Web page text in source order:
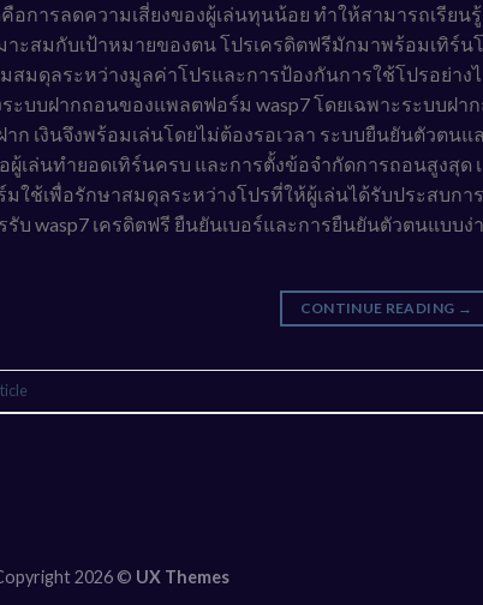
อการลดความเสี่ยงของผู้เล่นทุนน้อย ทำให้สามารถเรีย
าะสมกับเป้าหมายของตน โปรเครดิตฟรีมักมาพร้อมเทิร์น
สมดุลระหว่างมูลค่าโปรและการป้องกันการใช้โปรอย่าง
ะบบฝากถอนของแพลตฟอร์ม wasp7 โดยเฉพาะระบบฝา
ก เงินจึงพร้อมเล่นโดยไม่ต้องรอเวลา ระบบยืนยันตัวตนแ
ผู้เล่นทำยอดเทิร์นครบ และการตั้งข้อจำกัดการถอนสูงสุด
ใช้เพื่อรักษาสมดุลระหว่างโปรที่ให้ผู้เล่นได้รับประสบก
บ wasp7 เครดิตฟรี ยืนยันเบอร์และการยืนยันตัวตนแบบง่
CONTINUE READING →
2026 © UX Themes